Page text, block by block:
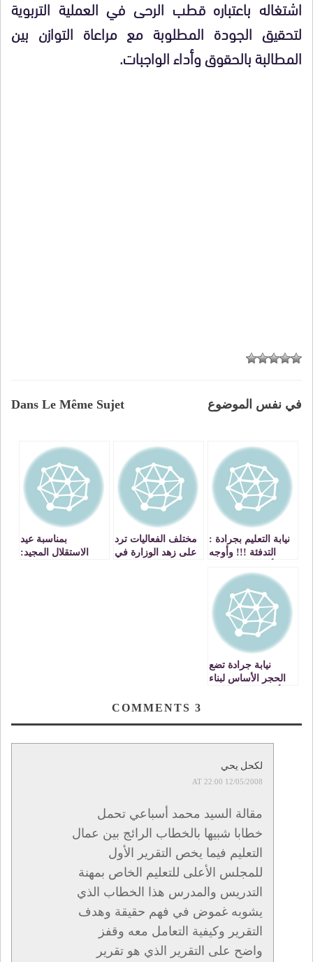
اشتغاله باعتباره قطب الرحى في العملية التربوية
لتحقيق الجودة المطلوبة مع مراعاة التوازن بين
المطالبة بالحقوق وأداء الواجبات.
Dans Le Même Sujet في نفس الموضوع
نيابة التعليم بجرادة :
التدفئة !!! وأوجه
مؤسستنا
التعليمية؟؟؟
مختلف الفعاليات ترد
على زهد الوزارة في
بمناسبة عيد
الاستقلال المجيد:
نيابة جرادة تضع
الحجر الأساس لبناء
3
لكحل يحي
12/05/2008 AT 22:00
مقالة السيد محمد أسباعي تحمل
خطابا شبيها بالخطاب الرائج بين عمال
التعليم فيما يخص التقرير الأول
للمجلس الأعلى للتعليم الخاص بمهنة
التدريس والمدرس هذا الخطاب الذي
يشوبه غموض في فهم حقيقة وهدف
التقرير وكيفية التعامل معه وقفز
واضح على التقرير الذي هو تقرير